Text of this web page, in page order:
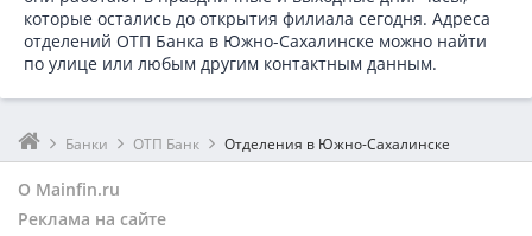
которые остались до открытия филиала сегодня. Адреса
отделений ОТП Банка в Южно-Сахалинске можно найти
по улице или любым другим контактным данным.
Банки ОТП Банк Отделения в Южно-Сахалинске
О Mainfin.ru
Реклама на сайте